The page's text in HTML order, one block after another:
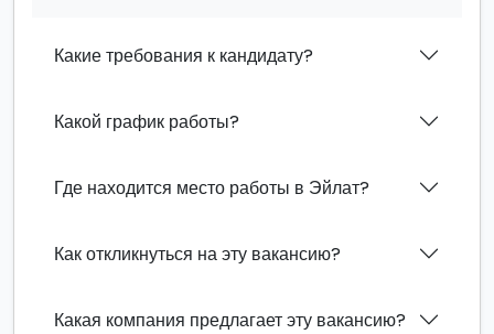
Какие требования к кандидату?
Какой график работы?
Где находится место работы в Эйлат?
Как откликнуться на эту вакансию?
Какая компания предлагает эту вакансию?